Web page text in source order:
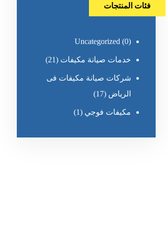
فئات المنتجات
Uncategorized (0)
خدمات صيانة مكيفات (21)
شركات صيانة مكيفات فى
الرياض (17)
مكيفات فوجي (1)